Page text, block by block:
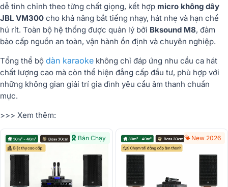
dễ tinh chỉnh theo từng chất giọng, kết hợp micro không dây
JBL VM300 cho khả năng bắt tiếng nhạy, hát nhẹ và hạn chế
hú rít. Toàn bộ hệ thống được quản lý bởi Bksound M8, đảm
bảo cấp nguồn an toàn, vận hành ổn định và chuyên nghiệp.
Tổng thể bộ dàn karaoke không chỉ đáp ứng nhu cầu ca hát
chất lượng cao mà còn thể hiện đẳng cấp đầu tư, phù hợp với
những không gian giải trí gia đình yêu cầu âm thanh chuẩn
mực.
>>> Xem thêm:
Bán Chạy New 2026